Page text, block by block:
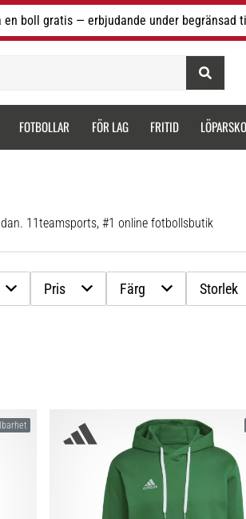
en boll gratis — erbjudande under begränsad
FOTBOLLAR FÖR LAG FRITID
11teamsports, #1 online fotbollsbutik
Pris Färg Storlek